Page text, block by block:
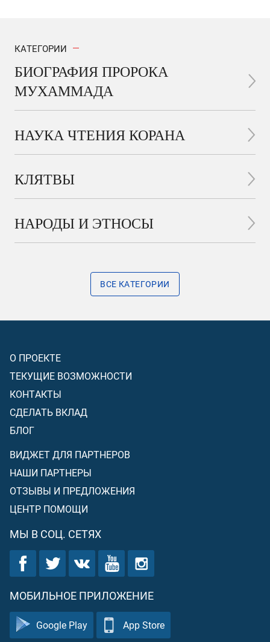
КАТЕГОРИИ
БИОГРАФИЯ ПРОРОКА
МУХАММАДА
НАУКА ЧТЕНИЯ КОРАНА
КЛЯТВЫ
НАРОДЫ И ЭТНОСЫ
ВСЕ КАТЕГОРИИ
О ПРОЕКТЕ
ТЕКУЩИЕ ВОЗМОЖНОСТИ
КОНТАКТЫ
СДЕЛАТЬ ВКЛАД
БЛОГ
ВИДЖЕТ ДЛЯ ПАРТНЕРОВ
НАШИ ПАРТНЕРЫ
ОТЗЫВЫ И ПРЕДЛОЖЕНИЯ
ЦЕНТР ПОМОЩИ
МЫ В СОЦ. СЕТЯХ
МОБИЛЬНОЕ ПРИЛОЖЕНИЕ
Google Play App Store